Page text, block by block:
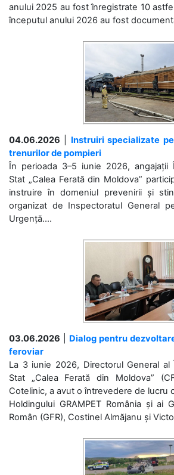
anului 2025 au fost înregistrate 10
începutul anului 2026 au fost
04.06.2026
Instruiri specializate
trenurilor de pompieri
În perioada 3–5 iunie 2026, angajații
Stat „Calea Ferată din Moldova”
instruire în domeniul prevenirii și
organizat de Inspectoratul General
Urgență....
03.06.2026
Dialog pentru
feroviar
La 3 iunie 2026, Directorul General al
Stat „Calea Ferată din Moldova”
Cotelinic, a avut o întrevedere de lucru
Holdingului GRAMPET România și ai
Român (GFR), Costinel Almăjanu și